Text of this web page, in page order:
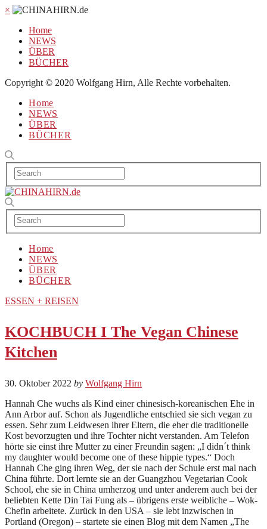
×
Home
NEWS
ÜBER
BÜCHER
Copyright © 2020 Wolfgang Hirn, Alle Rechte vorbehalten.
Home
NEWS
ÜBER
BÜCHER
Home
NEWS
ÜBER
BÜCHER
ESSEN + REISEN
KOCHBUCH I The Vegan Chinese
Kitchen
30. Oktober 2022 by Wolfgang Hirn
Hannah Che wuchs als Kind einer chinesisch-koreanischen Ehe in
Ann Arbor auf. Schon als Jugendliche entschied sie sich vegan zu
essen. Sehr zum Leidwesen ihrer Eltern, die eher die traditionelle
Kost bevorzugten und ihre Tochter nicht verstanden. Am Telefon
hörte sie einst ihre Mutter zu einer Freundin sagen: „I didn´t think
my daughter would become one of these hippie types.“ Doch
Hannah Che ging ihren Weg, der sie nach der Schule erst mal nach
China führte. Dort lernte sie an der Guangzhou Vegetarian Cook
School, ehe sie in China umherzog und unter anderem auch bei der
beliebten Kette Din Tai Fung als – übrigens erste weibliche – Wok-
Chefin arbeitete. Zurück in den USA – sie lebt inzwischen in
Portland (Oregon) – startete sie einen Blog mit dem Namen „The